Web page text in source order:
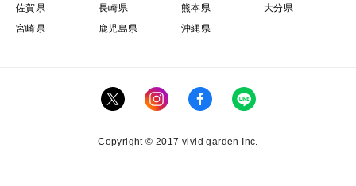
今年も山菜は収量の調整が難しい事もあり、手間は増
えますが個人のお客様に色々と山の幸をお届けできれば
ここ数年は春が暑過ぎて山菜は生育が早く待ってくれ
イベント出店も5年ほどできていなかったので、営業
佐賀県
長崎県 熊本県
大分県
宮崎県
鹿児島県 沖縄県
Copyright © 2017 vivid garden Inc.